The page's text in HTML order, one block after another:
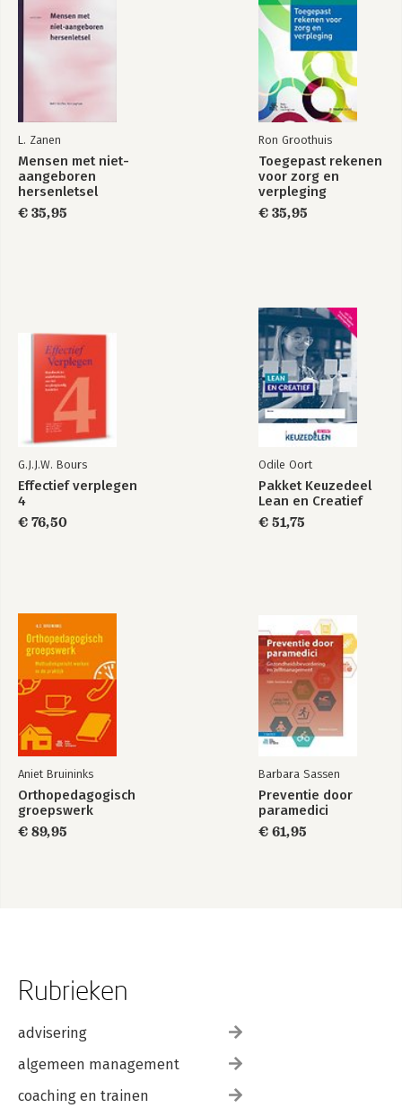
examinator NIMA Sales A en B, schreef
enkele honderden artikelen over
verkopen, en 11 boeken.
In m’n vrije tijd sport ik: hardlopen,
lange afstandsfietstochten en soms
maak ik trektochten met de kano.
L. Zanen
Mensen met niet-
aangeboren
hersenletsel
€ 35,95
Ron Groothuis
Toegepast rekenen
voor zorg en
verpleging
€ 35,95
G.J.J.W. Bours
Effectief verplegen
4
€ 76,50
Odile Oort
Pakket Keuzedeel
Lean en Creatief
€ 51,75
Aniet Bruininks
Orthopedagogisch
groepswerk
€ 89,95
Barbara Sassen
Preventie door
paramedici
€ 61,95
Rubrieken
advisering
algemeen management
coaching en trainen